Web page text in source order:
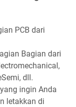
PCB dari
Bagian dari
dll.
ingin Anda
letakkan di